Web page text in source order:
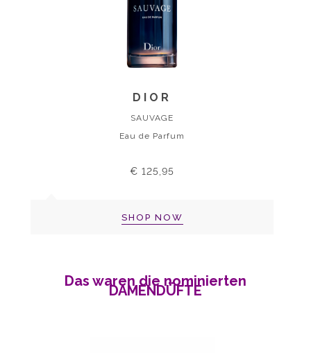
DIOR
SAUVAGE
Eau de Parfum
€ 125,95
SHOP NOW
Das waren die nominierten
DAMENDÜFTE